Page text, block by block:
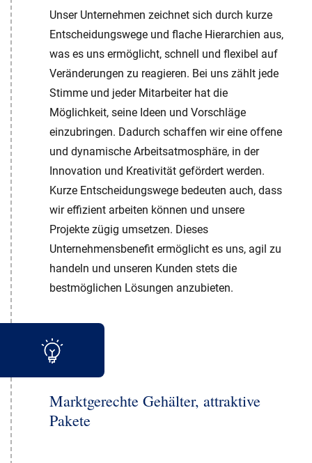
Unser Unternehmen zeichnet sich durch kurze
Entscheidungswege und flache Hierarchien aus,
was es uns ermöglicht, schnell und flexibel auf
Veränderungen zu reagieren. Bei uns zählt jede
Stimme und jeder Mitarbeiter hat die
Möglichkeit, seine Ideen und Vorschläge
einzubringen. Dadurch schaffen wir eine offene
und dynamische Arbeitsatmosphäre, in der
Innovation und Kreativität gefördert werden.
Kurze Entscheidungswege bedeuten auch, dass
wir effizient arbeiten können und unsere
Projekte zügig umsetzen. Dieses
Unternehmensbenefit ermöglicht es uns, agil zu
handeln und unseren Kunden stets die
bestmöglichen Lösungen anzubieten.
Marktgerechte Gehälter, attraktive
Pakete